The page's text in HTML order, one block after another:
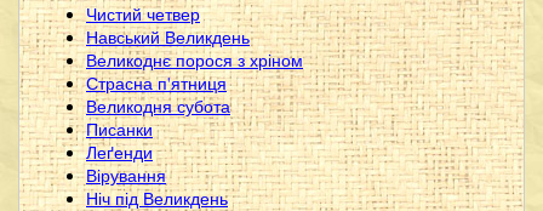
Чистий четвер
Навський Великдень
Великоднє порося з хріном
Страсна п'ятниця
Великодня субота
Писанки
Леґенди
Вірування
Ніч під Великдень